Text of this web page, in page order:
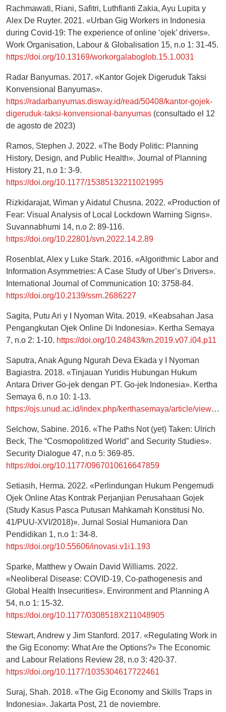
Rachmawati, Riani, Safitri, Luthfianti Zakia, Ayu Lupita y
Alex De Ruyter. 2021. «Urban Gig Workers in Indonesia
during Covid-19: The experience of online ‘ojek’ drivers».
Work Organisation, Labour & Globalisation 15, n.o 1: 31-45.
https://doi.org/10.13169/workorgalaboglob.15.1.0031
Radar Banyumas. 2017. «Kantor Gojek Digeruduk Taksi
Konvensional Banyumas».
https://radarbanyumas.disway.id/read/50408/kantor-gojek-
digeruduk-taksi-konvensional-banyumas (consultado el 12
de agosto de 2023)
Ramos, Stephen J. 2022. «The Body Politic: Planning
History, Design, and Public Health». Journal of Planning
History 21, n.o 1: 3-9.
https://doi.org/10.1177/15385132211021995
Rizkidarajat, Wiman y Aidatul Chusna. 2022. «Production of
Fear: Visual Analysis of Local Lockdown Warning Signs».
Suvannabhumi 14, n.o 2: 89-116.
https://doi.org/10.22801/svn.2022.14.2.89
Rosenblat, Alex y Luke Stark. 2016. «Algorithmic Labor and
Information Asymmetries: A Case Study of Uber’s Drivers».
International Journal of Communication 10: 3758-84.
https://doi.org/10.2139/ssrn.2686227
Sagita, Putu Ari y I Nyoman Wita. 2019. «Keabsahan Jasa
Pengangkutan Ojek Online Di Indonesia». Kertha Semaya
7, n.o 2: 1-10. https://doi.org/10.24843/km.2019.v07.i04.p11
Saputra, Anak Agung Ngurah Deva Ekada y I Nyoman
Bagiastra. 2018. «Tinjauan Yuridis Hubungan Hukum
Antara Driver Go-jek dengan PT. Go-jek Indonesia». Kertha
Semaya 6, n.o 10: 1-13.
https://ojs.unud.ac.id/index.php/kerthasemaya/article/view/53494
Selchow, Sabine. 2016. «The Paths Not (yet) Taken: Ulrich
Beck, The “Cosmopolitized World” and Security Studies».
Security Dialogue 47, n.o 5: 369-85.
https://doi.org/10.1177/0967010616647859
Setiasih, Herma. 2022. «Perlindungan Hukum Pengemudi
Ojek Online Atas Kontrak Perjanjian Perusahaan Gojek
(Study Kasus Pasca Putusan Mahkamah Konstitusi No.
41/PUU-XVI/2018)». Jurnal Sosial Humaniora Dan
Pendidikan 1, n.o 1: 34-8.
https://doi.org/10.55606/inovasi.v1i1.193
Sparke, Matthew y Owain David Williams. 2022.
«Neoliberal Disease: COVID-19, Co-pathogenesis and
Global Health Insecurities». Environment and Planning A
54, n.o 1: 15-32.
https://doi.org/10.1177/0308518X211048905
Stewart, Andrew y Jim Stanford. 2017. «Regulating Work in
the Gig Economy: What Are the Options?» The Economic
and Labour Relations Review 28, n.o 3: 420-37.
https://doi.org/10.1177/1035304617722461
Suraj, Shah. 2018. «The Gig Economy and Skills Traps in
Indonesia». Jakarta Post, 21 de noviembre.